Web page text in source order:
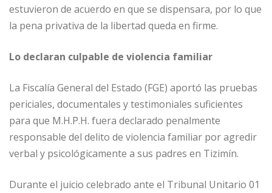
estuvieron de acuerdo en que se dispensara, por lo que
la pena privativa de la libertad queda en firme.
Lo declaran culpable de violencia familiar
La Fiscalía General del Estado (FGE) aportó las pruebas
periciales, documentales y testimoniales suficientes
para que M.H.P.H. fuera declarado penalmente
responsable del delito de violencia familiar por agredir
verbal y psicológicamente a sus padres en Tizimín.
Durante el juicio celebrado ante el Tribunal Unitario 01